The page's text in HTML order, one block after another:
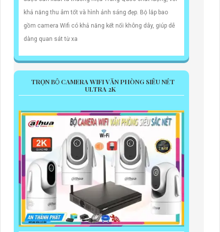
khả năng thu âm tốt và hình ảnh sáng đẹp. Bộ lắp bao
gồm camera Wifi có khả năng kết nối không dây, giúp dễ
dàng quan sát từ xa
TRỌN BỘ CAMERA WIFI VĂN PHÒNG SIÊU NÉT
ULTRA 2K